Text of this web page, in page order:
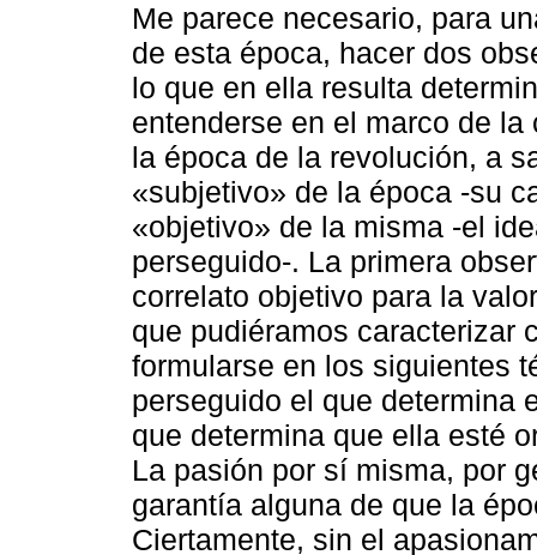
Me parece necesario, para
de esta época, hacer dos
lo que en ella resulta
entenderse en el marco de
la época de la revolución, a
«subjetivo» de la época -su
«objetivo» de la misma -el
perseguido-. La primera
correlato objetivo para la
que pudiéramos caracterizar
formularse en los siguientes
perseguido el que determina
que determina que ella esté
La pasión por sí misma, por
garantía alguna de que la
Ciertamente, sin el